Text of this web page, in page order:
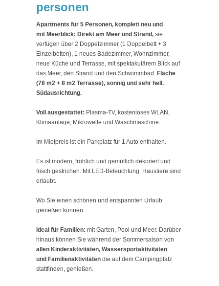
personen
Apartments für 5 Personen, komplett neu und
mit Meerblick: Direkt am Meer und Strand, sie
verfügen über 2 Doppelzimmer (1 Doppelbett + 3
Einzelbetten), 1 neues Badezimmer, Wohnzimmer,
neue Küche und Terrasse, mit spektakulärem Blick auf
das Meer, den Strand und den Schwimmbad. Fläche
(78 m2 + 8 m2 Terrasse), sonnig und sehr hell.
Südausrichtung.
Voll ausgestattet: Plasma-TV, kostenloses WLAN,
Klimaanlage, Mikrowelle und Waschmaschine.
Im Mietpreis ist ein Parkplatz für 1 Auto enthalten.
Es ist modern, fröhlich und gemütlich dekoriert und
frisch gestrichen. Mit LED-Beleuchtung. Haustiere sind
erlaubt.
Wo Sie einen schönen und entspannten Urlaub
genießen können.
Ideal für Familien: mit Garten, Pool und Meer. Darüber
hinaus können Sie während der Sommersaison von
allen Kinderaktivitäten, Wassersportaktivitäten
und Familienaktivitäten die auf dem Campingplatz
stattfinden, genießen.